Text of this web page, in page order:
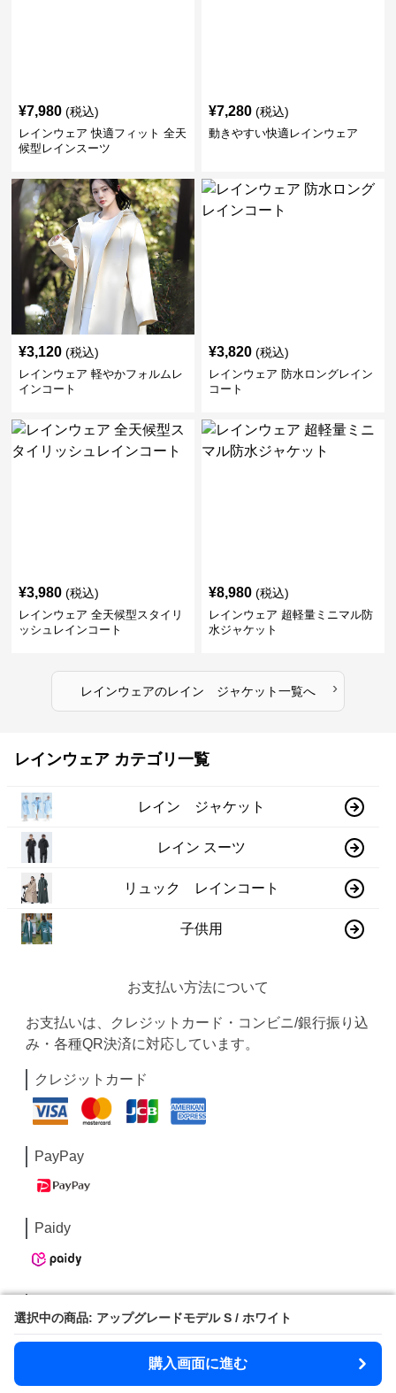
選択中の商品: アップグレードモデル S / ホワイト
購入画面に進む
選択中の商品: アップグレードモデル S / ホワイト
購入画面に進む
¥7,980 (税込)
レインウェア 快適フィット 全天
候型レインスーツ
¥7,280 (税込)
動きやすい快適レインウェア
¥3,120 (税込)
レインウェア 軽やかフォルムレ
インコート
¥3,820 (税込)
レインウェア 防水ロングレイン
コート
¥3,980 (税込)
レインウェア 全天候型スタイリ
ッシュレインコート
¥8,980 (税込)
レインウェア 超軽量ミニマル防
水ジャケット
レインウェアのレイン ジャケット一覧へ ›
レインウェア カテゴリ一覧
レイン ジャケット
レイン スーツ
リュック レインコート
子供用
お支払い方法について
お支払いは、クレジットカード・コンビニ/銀行振り込
み・各種QR決済に対応しています。
クレジットカード
PayPay
Paidy